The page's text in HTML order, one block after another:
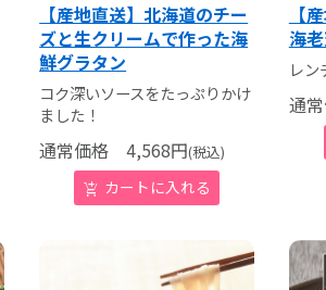
【産地直送】北海道のチー
ズと生クリームで作った海
鮮グラタン
コク深いソースをたっぷりかけ
ました！
通常価格 4,568円(税込)
【
海
レン
通